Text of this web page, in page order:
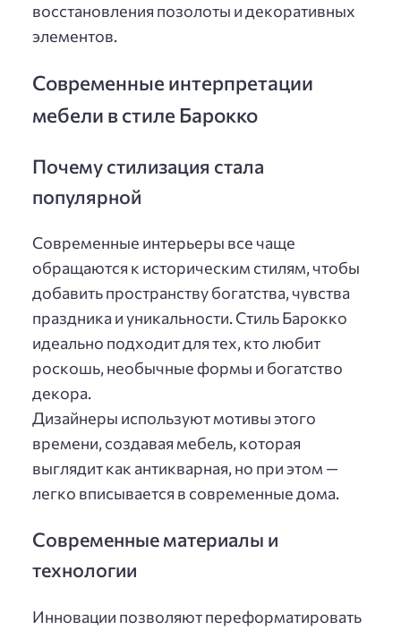
восстановления позолоты и декоративных
элементов.
Современные интерпретации
мебели в стиле Барокко
Почему стилизация стала
популярной
Современные интерьеры все чаще
обращаются к историческим стилям, чтобы
добавить пространству богатства, чувства
праздника и уникальности. Стиль Барокко
идеально подходит для тех, кто любит
роскошь, необычные формы и богатство
декора.
Дизайнеры используют мотивы этого
времени, создавая мебель, которая
выглядит как антикварная, но при этом —
легко вписывается в современные дома.
Современные материалы и
технологии
Инновации позволяют переформатировать